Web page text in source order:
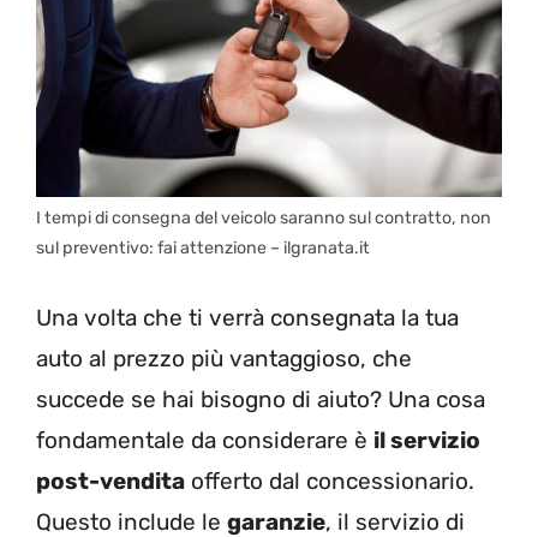
I tempi di consegna del veicolo saranno sul contratto, non
sul preventivo: fai attenzione – ilgranata.it
Una volta che ti verrà consegnata la tua
auto al prezzo più vantaggioso, che
succede se hai bisogno di aiuto? Una cosa
fondamentale da considerare è il servizio
post-vendita offerto dal concessionario.
Questo include le garanzie, il servizio di